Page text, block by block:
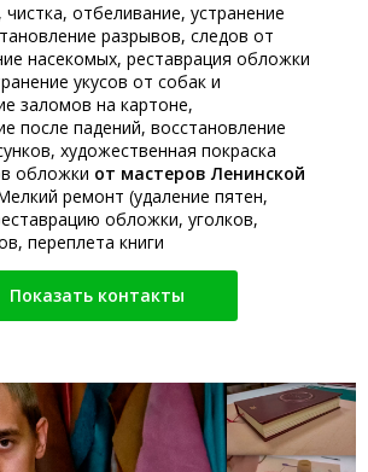
отбеливание, устранение
разрывов, следов от
насекомых, реставрация обложки
укусов от собак и
заломов на картоне,
после падений, восстановление
художественная покраска
обложки от мастеров Ленинской
ремонт (удаление пятен,
обложки, уголков,
переплета книги
Показать контакты